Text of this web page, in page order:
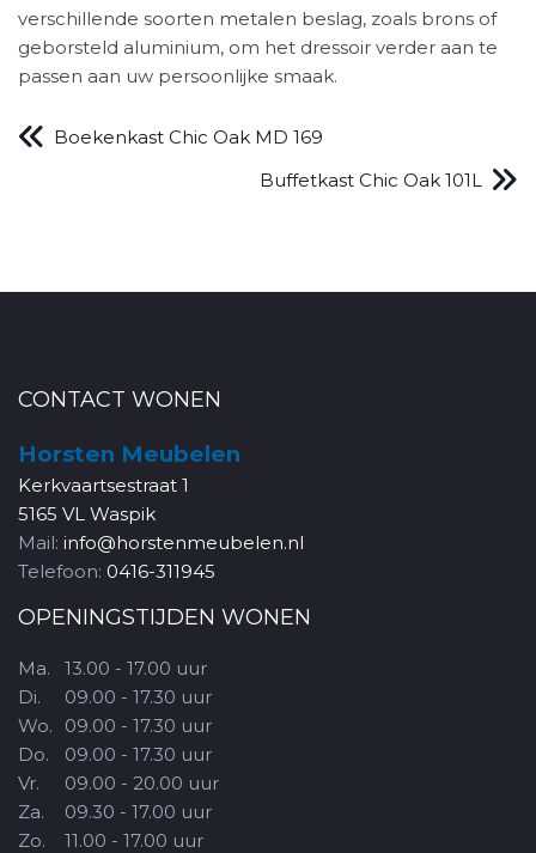
verschillende soorten metalen beslag, zoals brons of
geborsteld aluminium, om het dressoir verder aan te
passen aan uw persoonlijke smaak.
Boekenkast Chic Oak MD 169
Buffetkast Chic Oak 101L
CONTACT WONEN
Horsten Meubelen
Kerkvaartsestraat 1
5165 VL Waspik
Mail: info@horstenmeubelen.nl
Telefoon: 0416-311945
OPENINGSTIJDEN WONEN
Ma.
Di.
Wo.
Do.
Vr.
Za.
Zo.
13.00 - 17.00 uur
09.00 - 17.30 uur
09.00 - 17.30 uur
09.00 - 17.30 uur
09.00 - 20.00 uur
09.30 - 17.00 uur
11.00 - 17.00 uur